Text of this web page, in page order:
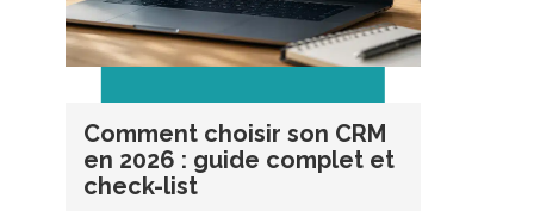
Comment choisir son CRM
en 2026 : guide complet et
check-list